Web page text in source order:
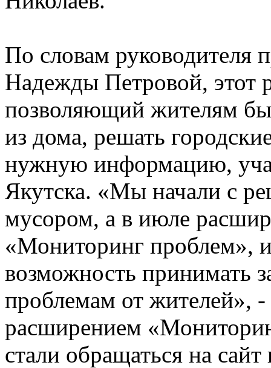
По словам руководителя
Надежды Петровой, этот
позволяющий жителям
из дома, решать
нужную информацию,
Якутска. «Мы начали с
мусором, а в июле
«Мониторинг проблем»,
возможность принимать
проблемам от жителей»,
расширением
стали обращаться на